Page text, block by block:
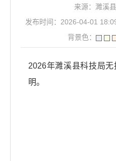
来源：濉溪
发布时间：2026-04-01
背景色：
2026年濉溪县科技局
明。